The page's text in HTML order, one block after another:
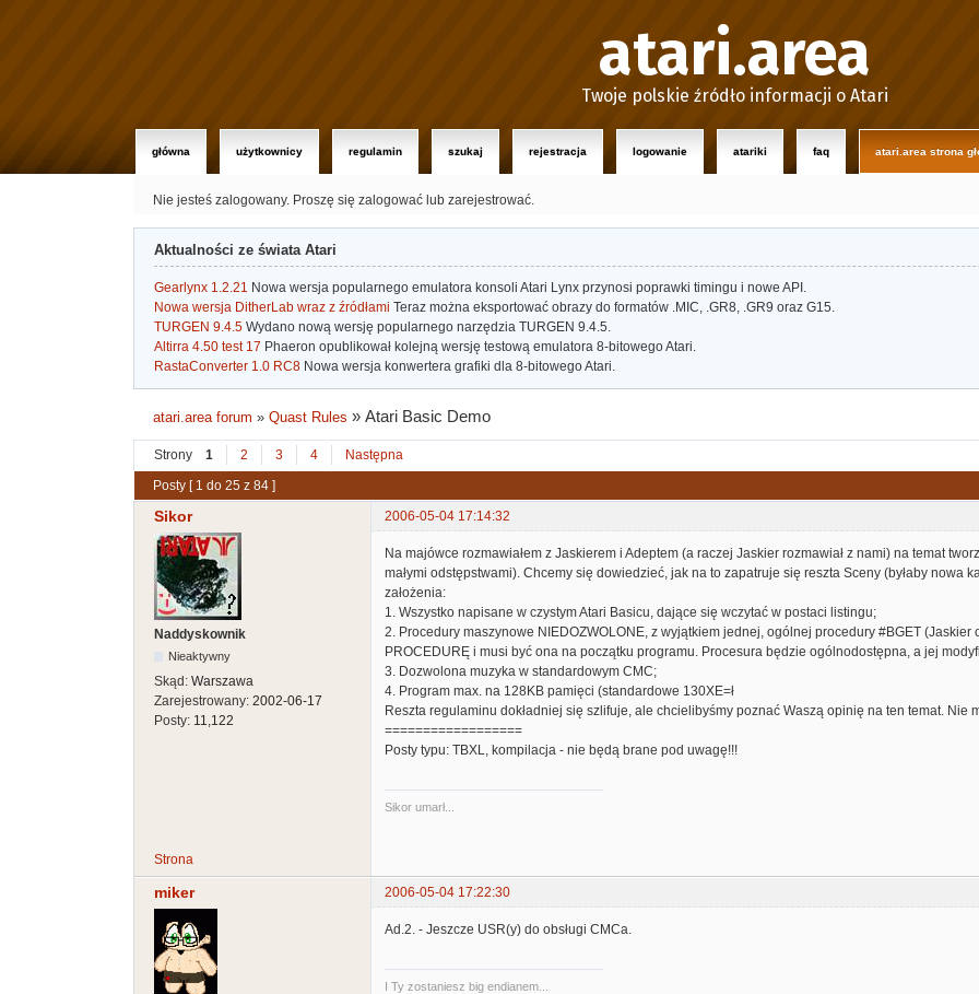
atari.area
Twoje polskie źródło informacji o Atari
główna użytkownicy regulamin szukaj rejestracja logowanie atariki faq atari.area strona
Nie jesteś zalogowany. Proszę się zalogować lub zarejestrować.
Aktualności ze świata Atari
Gearlynx 1.2.21 Nowa wersja popularnego emulatora konsoli Atari Lynx przynosi poprawki timingu i nowe API.
Nowa wersja DitherLab wraz z źródłami Teraz można eksportować obrazy do formatów .MIC, .GR8, .GR9 oraz G15.
TURGEN 9.4.5 Wydano nową wersję popularnego narzędzia TURGEN 9.4.5.
Altirra 4.50 test 17 Phaeron opublikował kolejną wersję testową emulatora 8-bitowego Atari.
RastaConverter 1.0 RC8 Nowa wersja konwertera grafiki dla 8-bitowego Atari.
atari.area forum »Quast Rules »Atari Basic Demo
Strony 1 2 3 4
Następna
Posty [ 1 do 25 z 84 ]
Sikor 2006-05-04 17:14:32
Naddyskownik
Nieaktywny
Skąd: Warszawa
Zarejestrowany: 2002-06-17
Posty: 11,122
Na majówce rozmawiałem z Jaskierem i Adeptem (a raczej Jaskier rozmawiał z nami) na temat
małymi odstępstwami). Chcemy się dowiedzieć, jak na to zapatruje się reszta Sceny (byłaby nowa
założenia:
1. Wszystko napisane w czystym Atari Basicu, dające się wczytać w postaci listingu;
2. Procedury maszynowe NIEDOZWOLONE, z wyjątkiem jednej, ogólnej procedury #BGET (Jaskier
PROCEDURĘ i musi być ona na początku programu. Procesura będzie ogólnodostępna, a jej
3. Dozwolona muzyka w standardowym CMC;
4. Program max. na 128KB pamięci (standardowe 130XE=ł
Reszta regulaminu dokładniej się szlifuje, ale chcielibyśmy poznać Waszą opinię na ten temat. Nie
==================
Posty typu: TBXL, kompilacja - nie będą brane pod uwagę!!!
Sikor umarł...
Strona
miker 2006-05-04 17:22:30
Ad.2. - Jeszcze USR(y) do obsługi CMCa.
I Ty zostaniesz big endianem...